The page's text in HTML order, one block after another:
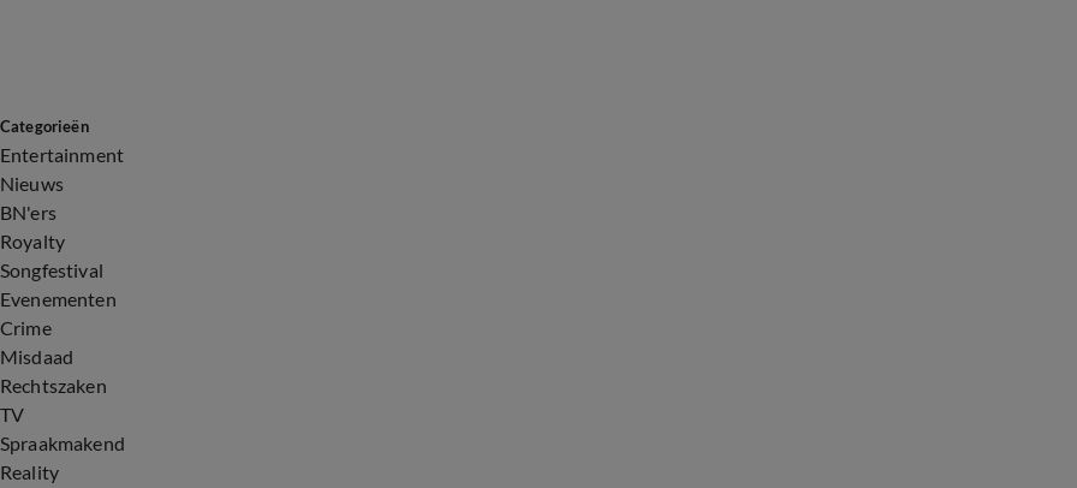
Categorieën
Entertainment
Nieuws
BN'ers
Royalty
Songfestival
Evenementen
Crime
Misdaad
Rechtszaken
TV
Spraakmakend
Reality